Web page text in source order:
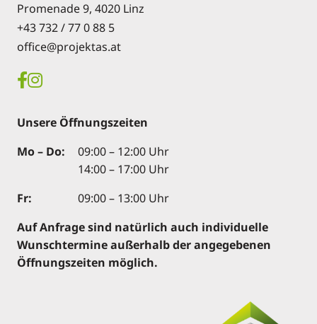
Promenade 9, 4020 Linz
+43 732 / 77 0 88 5
office@projektas.at
Unsere Öffnungszeiten
Mo – Do:
09:00 – 12:00 Uhr
14:00 – 17:00 Uhr
Fr:
09:00 – 13:00 Uhr
Auf Anfrage sind natürlich auch individuelle
Wunschtermine außerhalb der angegebenen
Öffnungszeiten möglich.